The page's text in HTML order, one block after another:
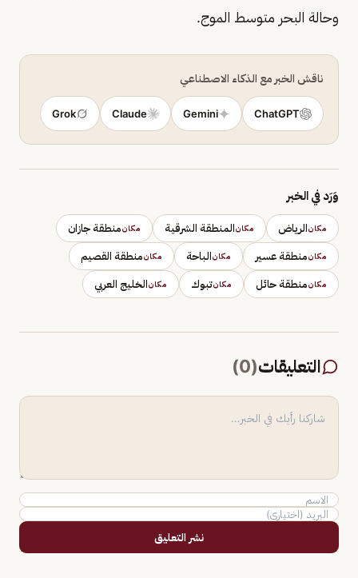
وحالة البحر متوسط الموج.
ناقش الخبر مع الذكاء الاصطناعي
ChatGPT
Gemini
Claude
Grok
وَرَد في الخبر
مكانالرياض مكانالمنطقة الشرقية مكانمنطقة جازان
مكانمنطقة عسير مكانالباحة مكانمنطقة القصيم
مكانمنطقة حائل مكانتبوك مكانالخليج العربي
التعليقات(
0
)
نشر التعليق